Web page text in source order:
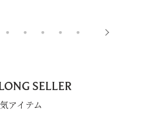
SELLER
アイテム